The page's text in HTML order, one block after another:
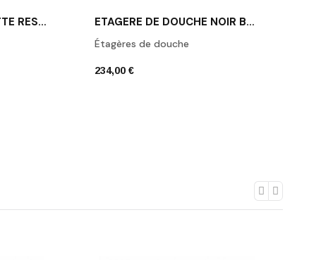
PORTE-PAPIER TOILETTE RÉSERVE NOIR BROSSÉ N1912-BCB ETAGÈRE DE DOUCHE NOIR BROSSÉ N1937-BCB
Étagères de douche
234,00 €